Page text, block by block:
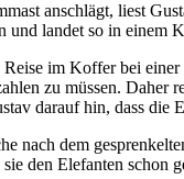
anschlägt, liest
landet so in einem
im Koffer bei
zu müssen. Daher
darauf hin, dass die
nach dem
den Elefanten